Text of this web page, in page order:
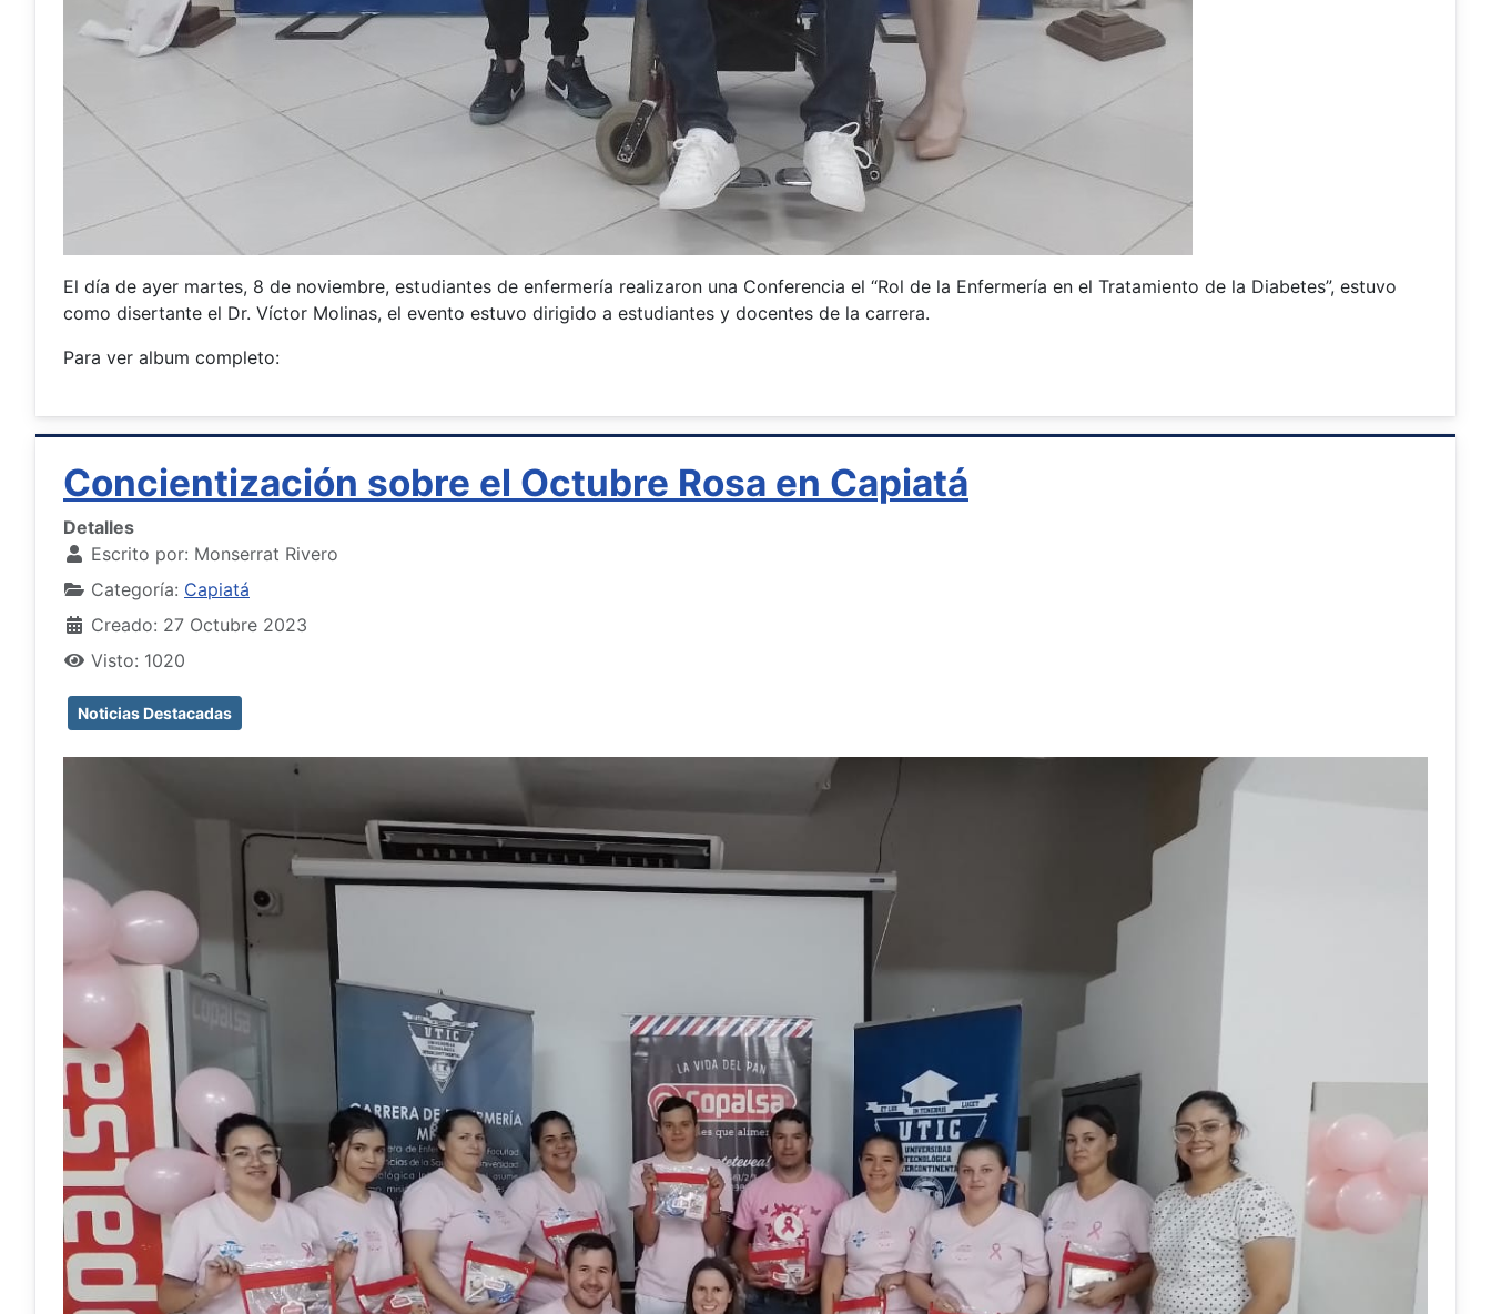
El día de ayer martes, 8 de noviembre, estudiantes de enfermería realizaron una Conferencia el “Rol de la Enfermería en el Tratamiento de la Diabetes”, estuvo
como disertante el Dr. Víctor Molinas, el evento estuvo dirigido a estudiantes y docentes de la carrera.
Para ver album completo:
Concientización sobre el Octubre Rosa en Capiatá
Detalles
Escrito por: Monserrat Rivero
Categoría: Capiatá
Creado: 27 Octubre 2023
Visto: 1020
Noticias Destacadas